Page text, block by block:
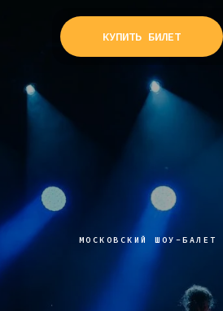
КУПИТЬ БИЛЕТ
МОСКОВСКИЙ ШОУ-БАЛЕТ